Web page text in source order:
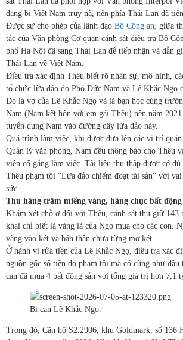
đang bị Việt Nam truy nã, nên phía Thái Lan đã
Được sự cho phép của lãnh đạo Bộ Công an, giữa
tác của Văn phòng Cơ quan cảnh sát điều tra Bộ
phố Hà Nội đã sang Thái Lan để tiếp nhận và dẫn
Thái Lan về Việt Nam.
Điều tra xác định Thêu biết rõ nhân sự, mô hình,
tổ chức lừa đảo do Phó Đức Nam và Lê Khắc Ngọ
Do là vợ của Lê Khắc Ngọ và là bạn học cùng
Nam (Nam kết hôn với em gái Thêu) nên năm
tuyển dụng Nam vào đường dây lừa đảo này.
Quá trình làm việc, khi được đưa lên các vị trí
Quản lý văn phòng, Nam đều thông báo cho Thêu
viên cố gắng làm việc. Tài liệu thu thập được có
Thêu phạm tội “Lừa đảo chiếm đoạt tài sản” với
sức.
Thu hàng trăm miếng vàng, hàng chục bất
Khám xét chỗ ở đối với Thêu, cảnh sát thu giữ 143
khai chỉ biết là vàng là của Ngọ mua cho các con.
vàng vào két và bản thân chưa từng mở két.
Ở hành vi rửa tiền của Lê Khắc Ngọ, điều tra xác
nguồn gốc số tiền do phạm tội mà có cũng như
can đã mua 4 bất động sản với tổng giá trị hơn 7,1
Bị can Lê Khắc Ngọ.
Trong đó, Căn hộ S2.2906, khu Goldmark, số 136